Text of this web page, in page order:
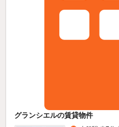
グランシエルの賃貸物件